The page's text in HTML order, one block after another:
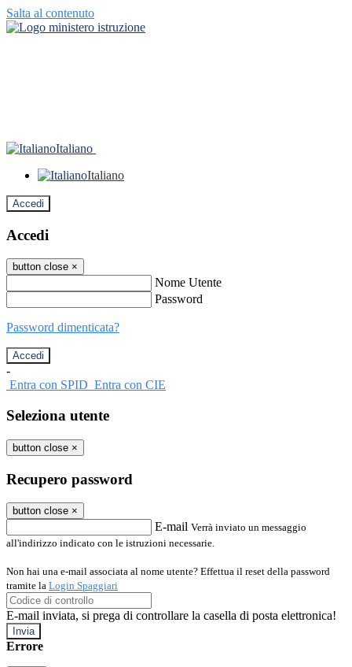
Salta al contenuto
Italiano
Italiano
Accedi
Accedi
button close ×
Nome Utente
Password
Password dimenticata?
-
Entra con SPID Entra con CIE
Seleziona utente
button close ×
Recupero password
button close ×
E-mail Verrà inviato un messaggio
all'indirizzo indicato con le istruzioni necessarie.
Non hai una e-mail associata al nome utente? Effettua il reset della password
tramite la Login Spaggiari
E-mail inviata, si prega di controllare la casella di posta elettronica!
Errore